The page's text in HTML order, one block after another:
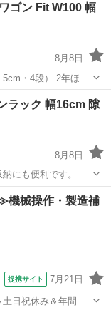
ゴン Fit W100 幅
8月8日
段） 2年ほど
れいな状態です。キ
ラック 幅16cm 隙
8月8日
納にも便利です。
間
機械操作・製造補
提携サイト 7月21日
日祝休み＆年間休